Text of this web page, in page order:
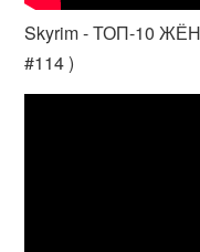
Skyrim - ТОП-10
#114 )